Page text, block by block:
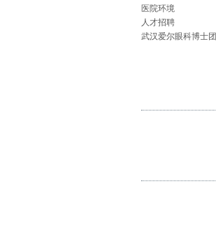
医院环境
人才招聘
武汉爱尔眼科博士团